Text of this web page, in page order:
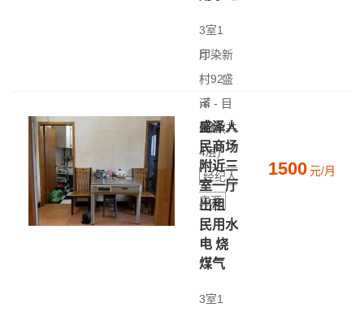
3室1
厅
|
92
㎡
|
高层(共
4层)
经纪人
房源
印染新
村
盛
泽 - 目
澜路
盛泽人
民商场
附近三
室一厅
出租
民用水
电 烧
煤气
3室1
1500元/月